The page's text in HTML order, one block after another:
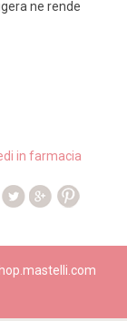
ne rende
in farmacia